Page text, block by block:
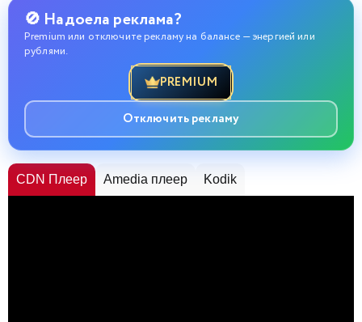
🚫 Надоела реклама?
Premium или отключите рекламу на балансе — энергией или
рублями.
PREMIUM
Отключить рекламу
CDN Плеер Amedia плеер Kodik